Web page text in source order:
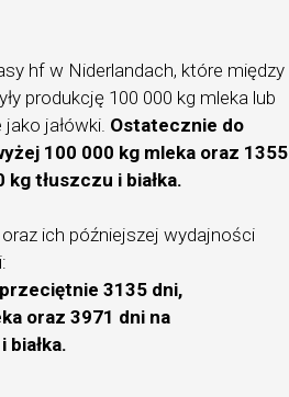
hf w Niderlandach, które między
produkcję 100 000 kg mleka lub
jałówki. Ostatecznie do
100 000 kg mleka oraz 1355
tłuszczu i białka.
ich późniejszej wydajności
3135 dni,
oraz 3971 dni na